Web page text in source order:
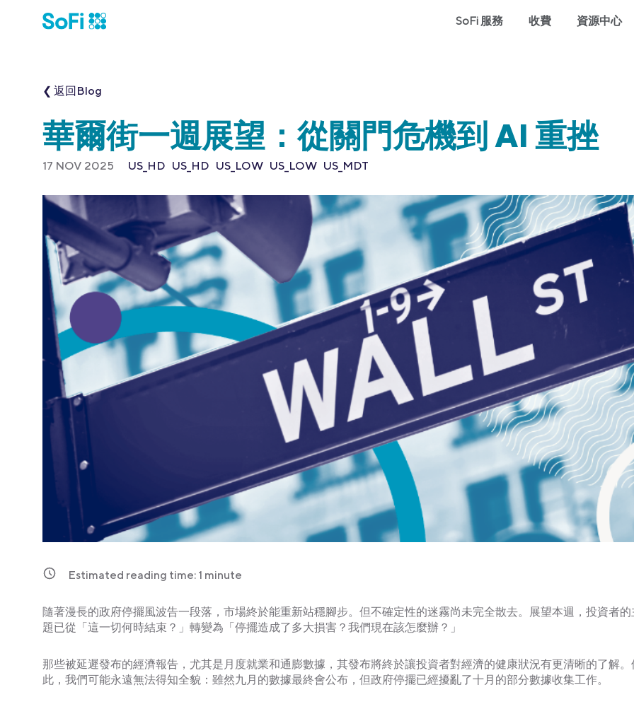
SoFi 服務 收費 資源中心
❮ 返回Blog
華爾街一週展望：從關門危機到 AI 重挫
17 NOV 2025 US_HD US_HD US_LOW US_LOW US_MDT
Estimated reading time: 1 minute
隨著漫長的政府停擺風波告一段落，市場終於能重新站穩腳步。但不確定性的迷霧尚未完全散去。展望本週，投資者的
題已從「這一切何時結束？」轉變為「停擺造成了多大損害？我們現在該怎麼辦？」
那些被延遲發布的經濟報告，尤其是月度就業和通膨數據，其發布將終於讓投資者對經濟的健康狀況有更清晰的了解。
此，我們可能永遠無法得知全貌：雖然九月的數據最終會公布，但政府停擺已經擾亂了十月的部分數據收集工作。